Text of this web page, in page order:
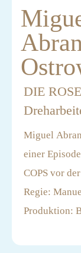
DIE
Miguel
einer
COPS vor
Regie:
Produktion: